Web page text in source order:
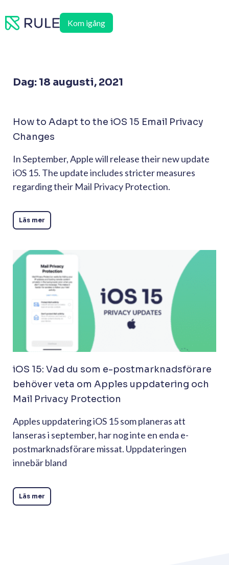
till
Kom igång
Dag: 18 augusti, 2021
How to Adapt to the iOS 15 Email Privacy
Changes
In September, Apple will release their new update
iOS 15. The update includes stricter measures
regarding their Mail Privacy Protection.
Läs mer
iOS 15: Vad du som e-postmarknadsförare
behöver veta om Apples uppdatering och
Mail Privacy Protection
Apples uppdatering iOS 15 som planeras att
lanseras i september, har nog inte en enda e-
postmarknadsförare missat. Uppdateringen
innebär bland
Läs mer